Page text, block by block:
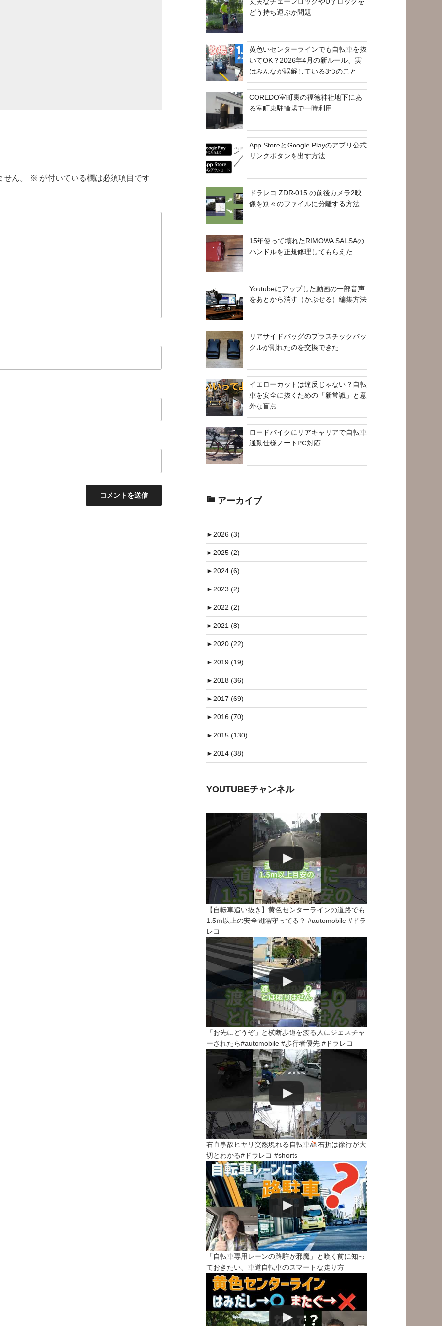
ん。 ※ が付いている欄は必須項目です
どう持ち運ぶか問題
黄色いセンターラインでも自転車を抜
いてOK？2026年4月の新ルール、実
はみんなが誤解している3つのこと
COREDO室町裏の福徳神社地下にあ
る室町東駐輪場で一時利用
App StoreとGoogle Playのアプリ公式
リンクボタンを出す方法
ドラレコ ZDR-015 の前後カメラ2映
像を別々のファイルに分離する方法
15年使って壊れたRIMOWA SALSAの
ハンドルを正規修理してもらえた
Youtubeにアップした動画の一部音声
をあとから消す（かぶせる）編集方法
リアサイドバッグのプラスチックバッ
クルが割れたのを交換できた
イエローカットは違反じゃない？自転
車を安全に抜くための「新常識」と意
外な盲点
ロードバイクにリアキャリアで自転車
通勤仕様ノートPC対応
アーカイブ
►2026 (3)
►2025 (2)
►2024 (6)
►2023 (2)
►2022 (2)
►2021 (8)
►2020 (22)
►2019 (19)
►2018 (36)
►2017 (69)
►2016 (70)
►2015 (130)
►2014 (38)
YOUTUBEチャンネル
【自転車追い抜き】黄色センターラインの道路でも
1.5ｍ以上の安全間隔守ってる？ #automobile #ドラ
レコ
「お先にどうぞ」と横断歩道を渡る人にジェスチャ
ーされたら#automobile #歩行者優先 #ドラレコ
右直事故ヒヤリ突然現れる自転車
右折は徐行が大
切とわかる#ドラレコ #shorts
「自転車専用レーンの路駐が邪魔」と嘆く前に知っ
ておきたい、車道自転車のスマートな走り方